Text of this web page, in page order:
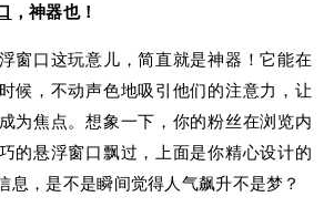
，神器也！
窗口这玩意儿，简直就是神器！它能在
候，不动声色地吸引他们的注意力，让
为焦点。想象一下，你的粉丝在浏览内
的悬浮窗口飘过，上面是你精心设计的
息，是不是瞬间觉得人气飙升不是梦？